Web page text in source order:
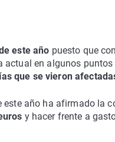
este año puesto que
en algunos
que se vieron
año ha afirmado la
y hacer frente a